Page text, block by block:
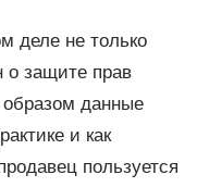
деле не только
о защите прав
образом данные
и как
пользуется